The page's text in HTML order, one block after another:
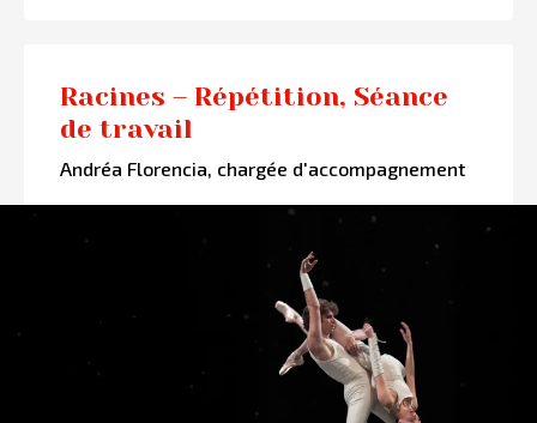
Racines – Répétition, Séance
de travail
Andréa Florencia, chargée d'accompagnement